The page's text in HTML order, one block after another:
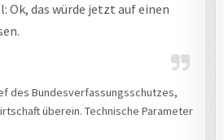
Ok, das würde jetzt auf einen
des Bundesverfassungsschutzes,
überein. Technische Parameter